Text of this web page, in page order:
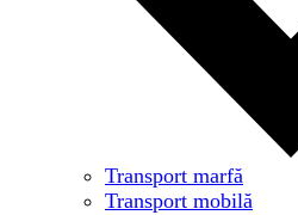
Transport marfă
Transport mobilă